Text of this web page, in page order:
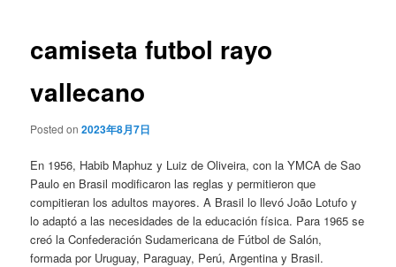
camiseta futbol rayo
vallecano
Posted on2023年8月7日
En 1956, Habib Maphuz y Luiz de Oliveira, con la YMCA de Sao
Paulo en Brasil modificaron las reglas y permitieron que
compitieran los adultos mayores. A Brasil lo llevó João Lotufo y
lo adaptó a las necesidades de la educación física. Para 1965 se
creó la Confederación Sudamericana de Fútbol de Salón,
formada por Uruguay, Paraguay, Perú, Argentina y Brasil.